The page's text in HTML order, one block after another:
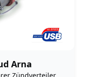
Arna